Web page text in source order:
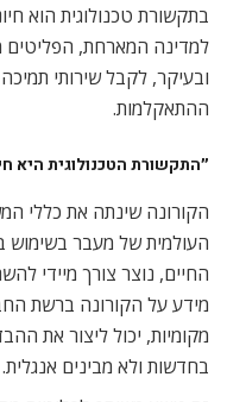
בתקשורת טכנולוגית הוא
למדינה המארחת, הפליטים
ובעיקר, לקבל שירותי
ההתאקלמות.
״התקשורת הטכנולוגית היא
הקורונה שינתה את כללי
העולמית של מעבר
החיים, נוצר צורך מיידי
מידע על הקורונה ברשת
מקומיות, יכול ליצור את
בחדשות ולא מבינים אנגלית.